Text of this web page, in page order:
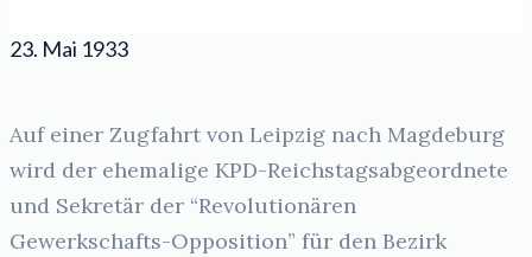
23. Mai 1933
Auf einer Zugfahrt von Leipzig nach Magdeburg
wird der ehemalige KPD-Reichstagsabgeordnete
und Sekretär der “Revolutionären
Gewerkschafts-Opposition” für den Bezirk